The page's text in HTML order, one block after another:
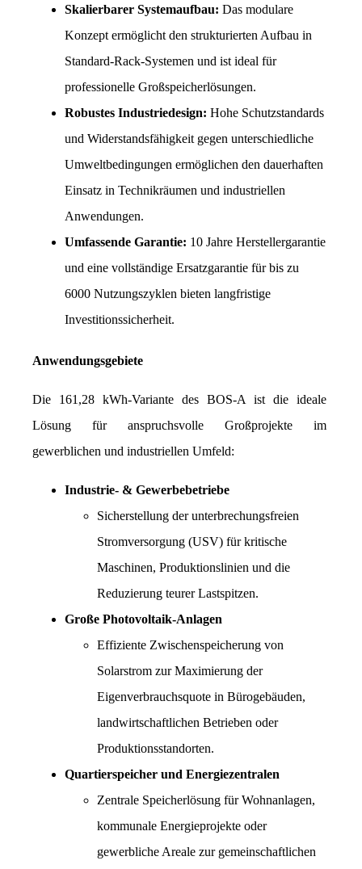
Skalierbarer Systemaufbau: Das modulare
Konzept ermöglicht den strukturierten Aufbau in
Standard-Rack-Systemen und ist ideal für
professionelle Großspeicherlösungen.
Robustes Industriedesign: Hohe Schutzstandards
und Widerstandsfähigkeit gegen unterschiedliche
Umweltbedingungen ermöglichen den dauerhaften
Einsatz in Technikräumen und industriellen
Anwendungen.
Umfassende Garantie: 10 Jahre Herstellergarantie
und eine vollständige Ersatzgarantie für bis zu
6000 Nutzungszyklen bieten langfristige
Investitionssicherheit.
Anwendungsgebiete
Die 161,28 kWh-Variante des BOS-A ist die ideale
Lösung für anspruchsvolle Großprojekte im
gewerblichen und industriellen Umfeld:
Industrie- & Gewerbebetriebe
Sicherstellung der unterbrechungsfreien
Stromversorgung (USV) für kritische
Maschinen, Produktionslinien und die
Reduzierung teurer Lastspitzen.
Große Photovoltaik-Anlagen
Effiziente Zwischenspeicherung von
Solarstrom zur Maximierung der
Eigenverbrauchsquote in Bürogebäuden,
landwirtschaftlichen Betrieben oder
Produktionsstandorten.
Quartierspeicher und Energiezentralen
Zentrale Speicherlösung für Wohnanlagen,
kommunale Energieprojekte oder
gewerbliche Areale zur gemeinschaftlichen